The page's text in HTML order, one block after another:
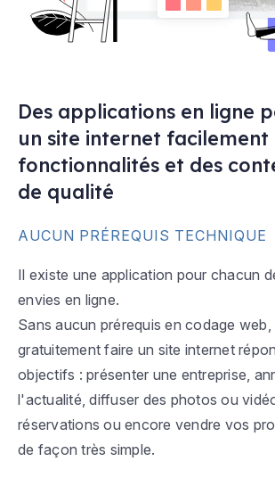
Des applications en ligne
un site internet facilement
fonctionnalités et des
de qualité
AUCUN PRÉREQUIS TECHNIQUE
Il existe une application pour chacun
envies en ligne.
Sans aucun prérequis en codage
gratuitement faire un site internet
objectifs : présenter une entreprise,
l'actualité, diffuser des photos ou
réservations ou encore vendre vos
de façon très simple.